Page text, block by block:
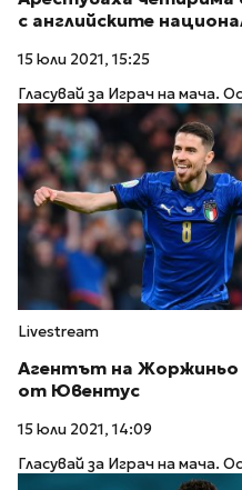
с английските
15 юли 2021, 15:25
Гласувай за Играч на мача.
Livestream
Агентът на Жоржиньо
от Ювентус
15 юли 2021, 14:09
Гласувай за Играч на мача.